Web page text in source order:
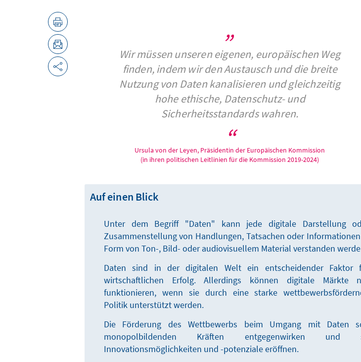
Wir müssen unseren eigenen, europäischen Weg
finden, indem wir den Austausch und die breite
Nutzung von Daten kanalisieren und gleichzeitig
hohe ethische, Datenschutz- und
Sicherheitsstandards wahren.
Ursula von der Leyen, Präsidentin der Europäischen Kommission
(in ihren politischen Leitlinien für die Kommission 2019-2024)
Auf einen Blick
Unter dem Begriff "Daten" kann jede digitale Darstellung
Zusammenstellung von Handlungen, Tatsachen oder
Form von Ton-, Bild- oder audiovisuellem Material verstanden
Daten sind in der digitalen Welt ein entscheidender Faktor
wirtschaftlichen Erfolg. Allerdings können digitale Märkte
funktionieren, wenn sie durch eine starke
Politik unterstützt werden.
Die Förderung des Wettbewerbs beim Umgang mit Daten
monopolbildenden Kräften entgegenwirken und
Innovationsmöglichkeiten und -potenziale eröffnen.